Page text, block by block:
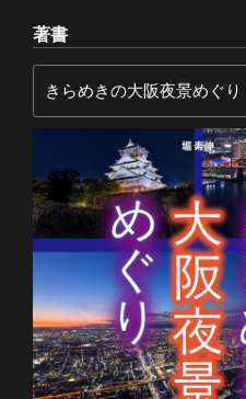
著書
きらめきの大阪夜景めぐり